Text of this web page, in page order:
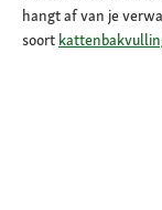
hangt af van je
soort